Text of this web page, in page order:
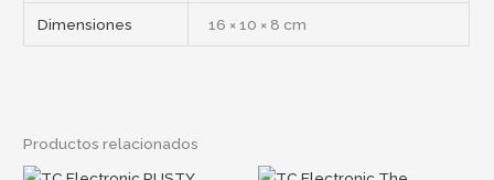
Dimensiones 16 × 10 × 8 cm
Productos relacionados